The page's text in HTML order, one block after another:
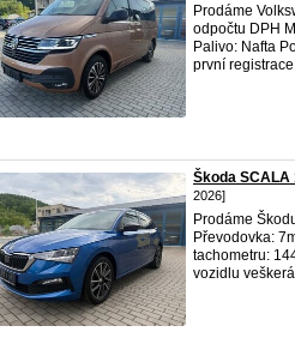
Prodáme
odpočtu DPH
Palivo: Nafta
první
Škoda SCALA
2026]
Prodáme
Převodovka:
tachometru:
vozidlu